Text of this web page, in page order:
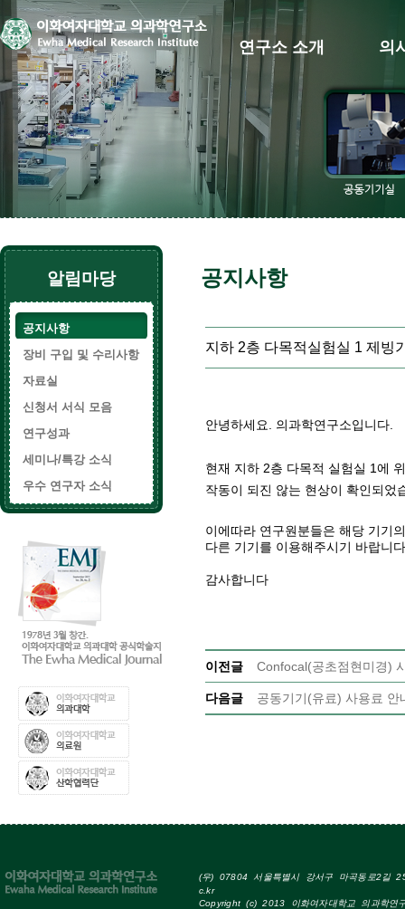
연구소 소개 의
알림마당
공지사항
장비 구입 및 수리사항
자료실
신청서 서식 모음
연구성과
세미나/특강 소식
우수 연구자 소식
공지사항
지하 2층 다목적실험실 1 제빙
안녕하세요. 의과학연구소입니다.
현재 지하 2층 다목적 실험실 1에
작동이 되진 않는 현상이 확인되었
이에따라 연구원분들은 해당 기기
다른 기기를 이용해주시기 바랍니다
감사합니다
이전글 Confocal(공초점현미경)
다음글 공동기기(유료) 사용료 안
(우) 07804 서울특별시 강서구 마곡동로2길
c.kr
Copyright (c) 2013 이화여자대학교 의과학연